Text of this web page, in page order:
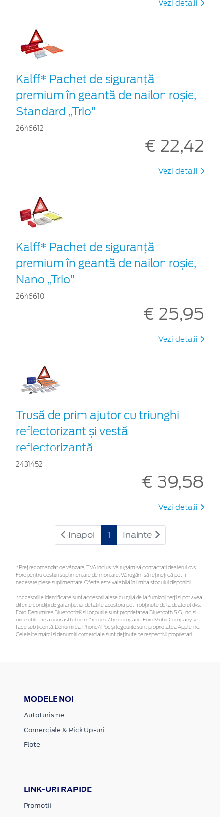
Vezi detalii
Kalff* Pachet de siguranţă
premium în geantă de nailon roșie,
Standard „Trio”
2646612
€ 22,42
Vezi detalii
Kalff* Pachet de siguranţă
premium în geantă de nailon roșie,
Nano „Trio”
2646610
€ 25,95
Vezi detalii
Trusă de prim ajutor cu triunghi
reflectorizant și vestă
reflectorizantă
2431452
€ 39,58
Vezi detalii
Inapoi 1 Inainte
*Preţ recomandat de vânzare, TVA inclus. Vă rugăm să contactaţi dealerul dvs.
Ford pentru costuri suplimentare de montare. Vă rugăm să rețineți că pot fi
necesare piese suplimentare. Oferta este valabilă în limita stocului disponibil.
*Accesoriile identificate sunt accesorii alese cu grijă de la furnizori terți și pot avea
diferite condiții de garanție, iar detaliile acestora pot fi obținute de la dealerul dvs.
Ford. Denumirea Bluetooth® și logourile sunt proprietatea Bluetooth SIG, Inc. și
orice utilizare a unor astfel de mărci de către compania Ford Motor Company se
face sub licență. Denumirea iPhone/iPod și logourile sunt proprietatea Apple Inc.
Celelalte mărci și denumiri comerciale sunt deținute de respectivii proprietari
MODELE NOI
Autoturisme
Comerciale & Pick Up-uri
Flote
LINK-URI RAPIDE
Promotii